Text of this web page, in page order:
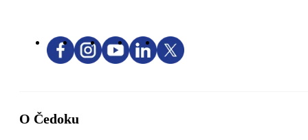
O Čedoku